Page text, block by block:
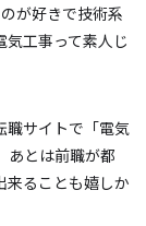
が好きで技術系
工事って素人じ
職サイトで「電気
あとは前職が都
来ることも嬉しか